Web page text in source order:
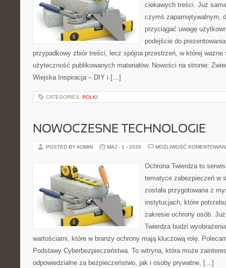
ciekawych treści. Już
czymś zapamiętywalnym,
przyciągać uwagę
podejście do
przypadkowy zbiór treści, lecz spójna przestrzeń, w której
użyteczność publikowanych materiałów. Nowości na stronie:
Wiejska Inspiracja – DIY i […]
CATEGORIES: ROLKI
NOWOCZESNE TECHNOLOGIE
POSTED BY ADMIN MAJ - 1 - 2026 MOŻLIWOŚĆ
Ochrona Twierdza to
tematyce zabezpieczeń w
została przygotowana z
instytucjach, które
zakresie ochrony osób.
Twierdza budzi
wartościami, które w branży ochrony mają kluczową rolę.
Podstawy Cyberbezpieczeństwa. To witryna, która może
odpowiedzialne za bezpieczeństwo, jak i osoby prywatne, […]